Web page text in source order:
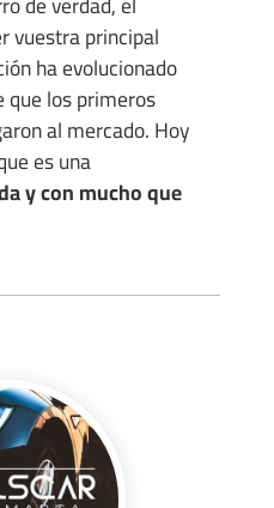
vuestra principal
ha evolucionado
que los primeros
al mercado. Hoy
es una
y con mucho que